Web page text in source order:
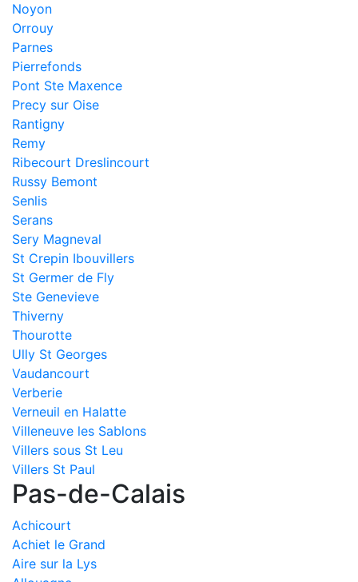
Noyon
Orrouy
Parnes
Pierrefonds
Pont Ste Maxence
Precy sur Oise
Rantigny
Remy
Ribecourt Dreslincourt
Russy Bemont
Senlis
Serans
Sery Magneval
St Crepin Ibouvillers
St Germer de Fly
Ste Genevieve
Thiverny
Thourotte
Ully St Georges
Vaudancourt
Verberie
Verneuil en Halatte
Villeneuve les Sablons
Villers sous St Leu
Villers St Paul
Pas-de-Calais
Achicourt
Achiet le Grand
Aire sur la Lys